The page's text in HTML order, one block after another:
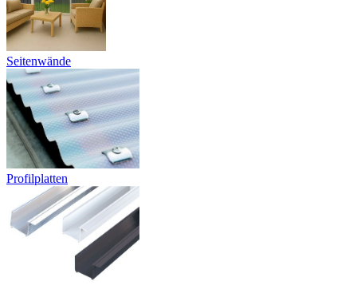
Seitenwände
Profilplatten